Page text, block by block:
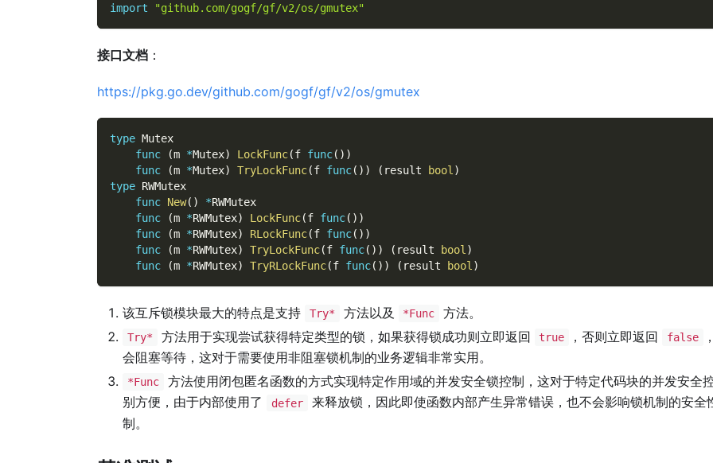
import "github.com/gogf/gf/v2/os/gmutex"
接口文档 ：
https://pkg.go.dev/github.com/gogf/gf/v2/os/gmutex
type Mutex
func
(m *Mutex) LockFunc(f func( ) )
func
(m *Mutex) TryLockFunc(f func( ) ) ( result bool )
type RWMutex
func New( ) *RWMutex
func
(m *RWMutex) LockFunc(f func( ) )
func
(m *RWMutex) RLockFunc(f func( ) )
func
(m *RWMutex) TryLockFunc(f func( ) ) ( result bool )
func
(m *RWMutex) TryRLockFunc(f func( ) ) ( result bool )
该互斥锁模块最大的特点是支持 Try* 方法以及 *Func 方法。
Try* 方法用于实现尝试获得特定类型的锁，如果获得锁成功则立即返回 true ，否则立即返回 false
会阻塞等待，这对于需要使用非阻塞锁机制的业务逻辑非常实用。
*Func
方法使用闭包匿名函数的方式实现特定作用域的并发安全锁控制，这对于特定代码块的并发安全
别方便，由于内部使用了
defer
来释放锁，因此即使函数内部产生异常错误，也不会影响锁机制的安全
制。